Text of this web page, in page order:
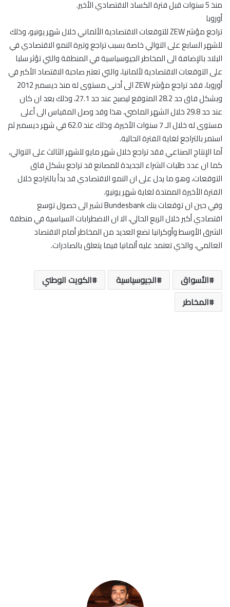
منذ 5 سنوات قبل فترة الكساد الاقتصادي الأخير.
أوروبا
تراجع مؤشر ZEW للتوقعات الاقتصادية الألماني خلال شهر يونيو، وذلك
للشهر السابع على التوالي خاصة بسبب تراجع وتيرة النمو الاقتصادي في
البلاد بالإضافة الى المخاطر الجيوسياسية في المنطقة والتي تؤثر سلبا
على التوقعات الاقتصادية لألمانيا، والتي تعتبر صاحبة الاقتصاد الأكبر في
أوروبا، فقد تراجع مؤشر ZEW الى أدنى مستوى له منذ ديسمبر 2012
وبشكل فاق حد 28.2 المتوقع ليصبح عند حد 27.1، وذلك بعد ان كان
عند حد 29.8 خلال الشهر الماضي، هذا وقد وصل المقياس الى أعلى
مستوى له خلال الـ 7 سنوات الأخيرة، وذلك عند 62.0 في شهر ديسمبر ثم
استمر بالتراجع لغاية الفترة الحالية.
أما الإنتاج الصناعي فقد تراجع خلال شهر مايو للشهر الثالث على التوالي،
كما ان عدد طلبات الشراء الجديدة للمصانع قد تراجع بشكل فاق
التوقعات، وهو ما يدل على ان النمو الاقتصادي قد بدأ بالتراجع خلال
الفترة الأخيرة الممتدة لغاية شهر يونيو.
وفي حين ان توقعات بنك Bundesbank تشير الى حصول توسع
اقتصادي أكبر خلال الربع الحالي، الا ان الاضطرابات السياسية في منطقة
الشرق الأوسط وأوكرانيا تضع العديد من المخاطر أمام الاقتصاد
العالمي، والذي تعتمد عليه ألمانيا فيما يتعلق بالصادرات.
الأسواق الجيوسياسية
الكويت الوطني
المخاطر